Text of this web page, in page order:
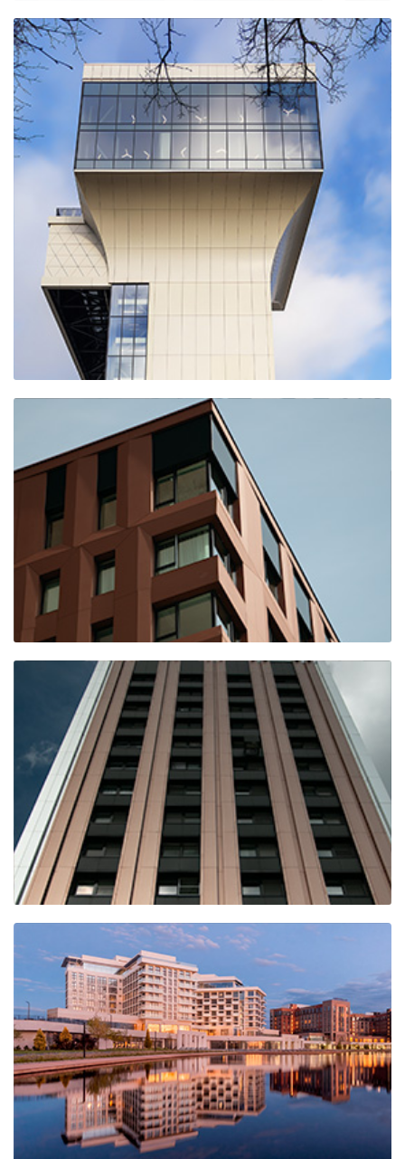
Бизнес парк
ОСТАНКИНО
Трамплин К-75
(К72)
ЖК АЛИЯ (КОРПУС 9-10)
ЖК на ул. Вернадского